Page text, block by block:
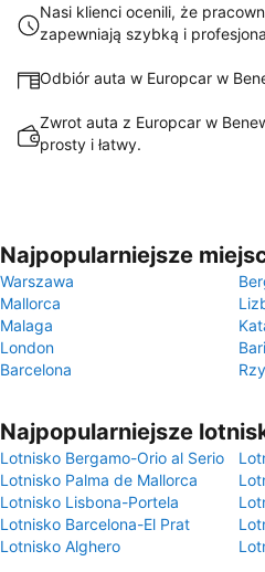
Nasi klienci ocenili, że
zapewniają szybką i
Odbiór auta w Europcar w
Zwrot auta z Europcar w
prosty i łatwy.
Najpopularniejsze
Warszawa
Mallorca
Malaga
London
Bari
Barcelona
Najpopularniejsze
Lotnisko Bergamo-Orio al Serio
Lotnisko Palma de Mallorca
Lotnisko Lisbona-Portela
Lotnisko Barcelona-El Prat
Lotnisko Alghero